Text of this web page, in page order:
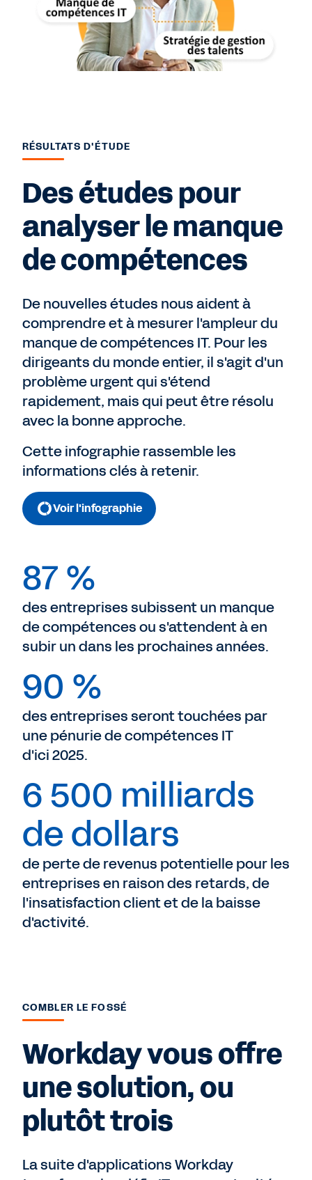
RÉSULTATS D'ÉTUDE
Des études pour
analyser le manque
de compétences
De nouvelles études nous aident à
comprendre et à mesurer l'ampleur du
manque de compétences IT. Pour les
dirigeants du monde entier, il s'agit d'un
problème urgent qui s'étend
rapidement, mais qui peut être résolu
avec la bonne approche.
Cette infographie rassemble les
informations clés à retenir.
Voir l'infographie
87 %
des entreprises subissent un manque
de compétences ou s'attendent à en
subir un dans les prochaines années.
90 %
des entreprises seront touchées par
une pénurie de compétences IT
d'ici 2025.
6 500 milliards
de dollars
de perte de revenus potentielle pour les
entreprises en raison des retards, de
l'insatisfaction client et de la baisse
d'activité.
COMBLER LE FOSSÉ
Workday vous offre
une solution, ou
plutôt trois
La suite d'applications Workday